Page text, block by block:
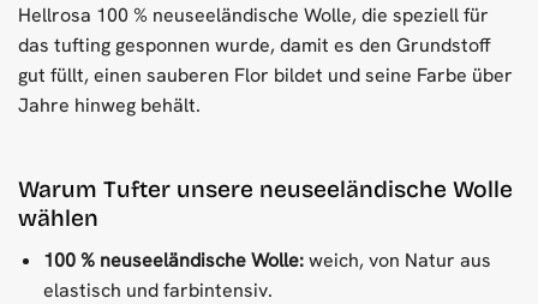
Hellrosa 100 % neuseeländische Wolle, die speziell für
das tufting gesponnen wurde, damit es den Grundstoff
gut füllt, einen sauberen Flor bildet und seine Farbe über
Jahre hinweg behält.
Warum Tufter unsere neuseeländische Wolle
wählen
100 % neuseeländische Wolle:weich, von Natur aus
elastisch und farbintensiv.